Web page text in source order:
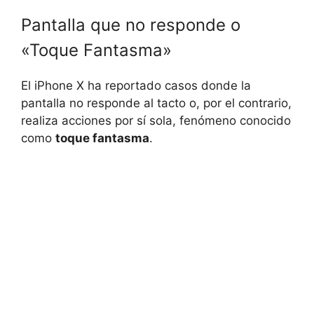
Pantalla que no responde o
«Toque Fantasma»
El iPhone X ha reportado casos donde la
pantalla no responde al tacto o, por el contrario,
realiza acciones por sí sola, fenómeno conocido
como toque fantasma.